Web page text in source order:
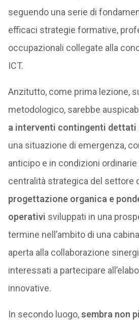
seguendo una serie di
efficaci strategie formative,
occupazionali collegate alla
ICT.
Anzitutto, come prima lezione,
metodologico, sarebbe
a interventi contingenti dettati
una situazione di emergenza,
anticipo e in condizioni ordinarie
centralità strategica del settore
progettazione organica e
operativi sviluppati in una
termine nell’ambito di una
aperta alla collaborazione
interessati a partecipare
innovative.
In secondo luogo,sembra non